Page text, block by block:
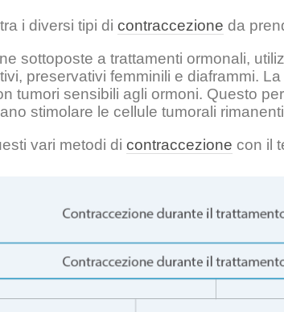
i diversi tipi di contraccezione da
sottoposte a trattamenti ormonali,
preservativi femminili e diaframmi.
tumori sensibili agli ormoni. Questo
stimolare le cellule tumorali
vari metodi di contraccezione con il